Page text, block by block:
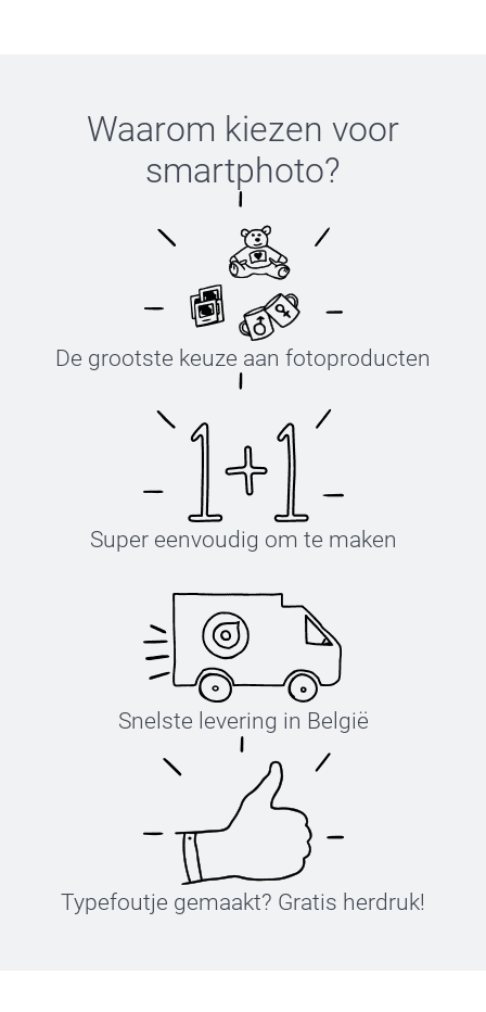
Waarom kiezen voor
smartphoto?
De grootste keuze aan fotoproducten
Super eenvoudig om te maken
Snelste levering in België
Typefoutje gemaakt? Gratis herdruk!